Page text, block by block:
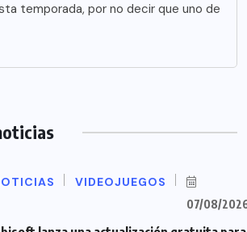
temporada, por no decir que uno de
VIDEOJUEGOS
07/08/